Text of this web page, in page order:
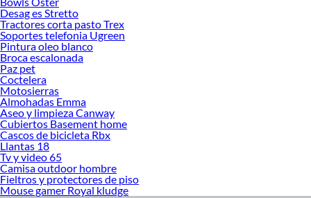
Desag es Stretto
Tractores corta pasto Trex
Soportes telefonia Ugreen
Pintura oleo blanco
Broca escalonada
Paz pet
Coctelera
Motosierras
Almohadas Emma
Aseo y limpieza Canway
Cubiertos Basement home
Cascos de bicicleta Rbx
Llantas 18
Tv y video 65
Camisa outdoor hombre
Fieltros y protectores de piso
Mouse gamer Royal kludge